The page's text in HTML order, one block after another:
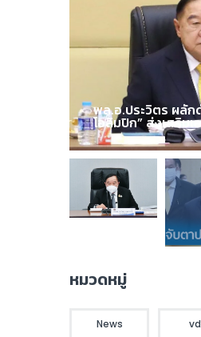
พล.อ.ประวิตร ผลัก
โอลิมปิก” ส่งเสริม
หมวดหมู่
News